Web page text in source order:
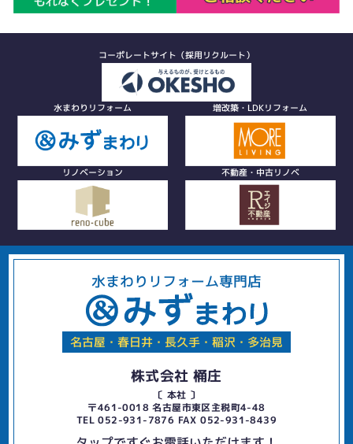
コーポレートサイト（採用リクルート）
水まわりリフォーム 増改築・LDKリフォーム
リノベーション 不動産・中古リノベ
水まわりリフォーム専門店
名古屋・春日井・長久手・稲沢・多治見
株式会社 桶庄
〔 本社 〕
〒461-0018 名古屋市東区主税町4-48
TEL 052-931-7876 FAX 052-931-8439